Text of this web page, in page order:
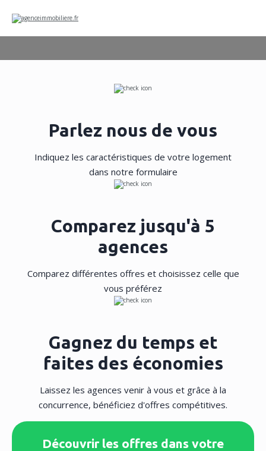
Parlez nous de vous
Indiquez les caractéristiques de votre logement
dans notre formulaire
Comparez jusqu'à 5
agences
Comparez différentes offres et choisissez celle que
vous préférez
Gagnez du temps et
faites des économies
Laissez les agences venir à vous et grâce à la
concurrence, bénéficiez d'offres compétitives.
Découvrir les offres dans votre